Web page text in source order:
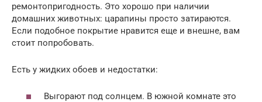
ремонтопригодность. Это хорошо при наличии
домашних животных: царапины просто затираются.
Если подобное покрытие нравится еще и внешне, вам
стоит попробовать.
Есть у жидких обоев и недостатки:
Выгорают под солнцем. В южной комнате это